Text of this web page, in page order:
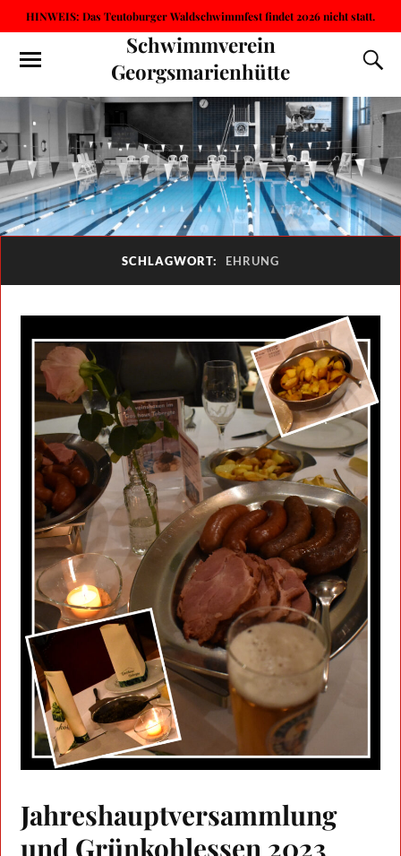
HINWEIS: Das Teutoburger Waldschwimmfest findet 2026 nicht statt.
Schwimmverein
Georgsmarienhütte
SCHLAGWORT: EHRUNG
Jahreshauptversammlung
und Grünkohlessen 2023